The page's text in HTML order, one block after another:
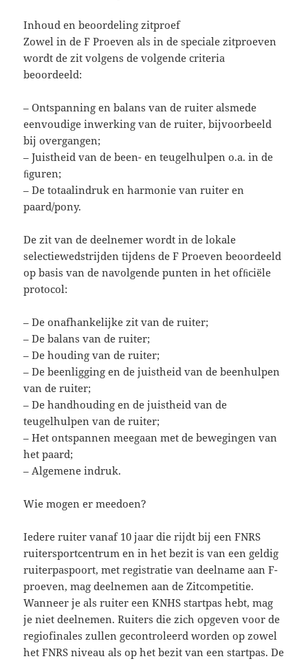
Inhoud en beoordeling zitproef
Zowel in de F Proeven als in de speciale zitproeven
wordt de zit volgens de volgende criteria
beoordeeld:
– Ontspanning en balans van de ruiter alsmede
eenvoudige inwerking van de ruiter, bijvoorbeeld
bij overgangen;
– Juistheid van de been- en teugelhulpen o.a. in de
ﬁguren;
– De totaalindruk en harmonie van ruiter en
paard/pony.
De zit van de deelnemer wordt in de lokale
selectiewedstrijden tijdens de F Proeven beoordeeld
op basis van de navolgende punten in het ofﬁciële
protocol:
– De onafhankelijke zit van de ruiter;
– De balans van de ruiter;
– De houding van de ruiter;
– De beenligging en de juistheid van de beenhulpen
van de ruiter;
– De handhouding en de juistheid van de
teugelhulpen van de ruiter;
– Het ontspannen meegaan met de bewegingen van
het paard;
– Algemene indruk.
Wie mogen er meedoen?
Iedere ruiter vanaf 10 jaar die rijdt bij een FNRS
ruitersportcentrum en in het bezit is van een geldig
ruiterpaspoort, met registratie van deelname aan F-
proeven, mag deelnemen aan de Zitcompetitie.
Wanneer je als ruiter een KNHS startpas hebt, mag
je niet deelnemen. Ruiters die zich opgeven voor de
regiofinales zullen gecontroleerd worden op zowel
het FNRS niveau als op het bezit van een startpas. De